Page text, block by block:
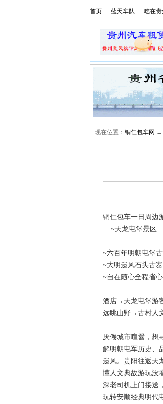
首页┆ 蓝天车队 ┆ 吃在贵
现在位置： 铜仁包车网 →
铜仁包车一日周边
~天龙屯堡景区
~六百年明朝屯堡
~大明遗风石头古寨
~自在随心全程省心
酒店→天龙屯堡游
远眺山野→古村人
厌倦城市喧嚣，想
解明朝屯军历史、
遗风。贵阳往返天
懂人文典故游玩没
深老司机上门接送
玩转安顺经典明代